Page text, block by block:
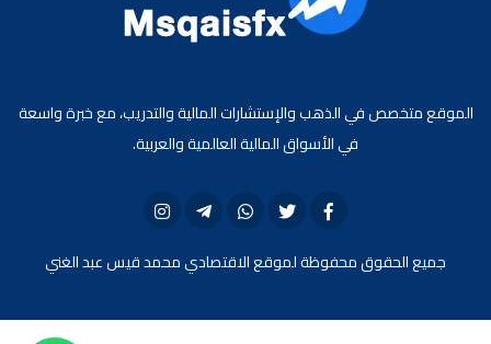
الموقع متخصص في الذهب والإستشارات المالية والتدريب، مع خبرة واسعة
في الأسواق المالية العالمية والعربية.
جميع الحقوق محفوظة لموقع الاقتصادي محمد قيس عبد الغني